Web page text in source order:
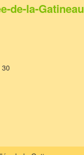
de-la-Gatineau